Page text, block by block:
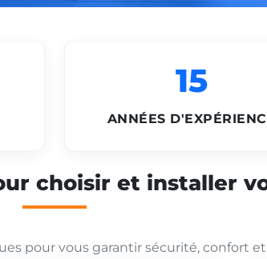
15
ANNÉES
choisir et installer
pour vous garantir sécurité, confort